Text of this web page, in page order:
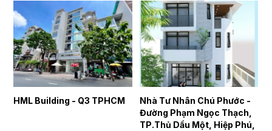
HML Building - Q3 TPHCM
Nhà Tư Nhân Chú Phước -
Đường Phạm Ngọc Thạch,
TP.Thủ Dầu Một, Hiệp Phú,